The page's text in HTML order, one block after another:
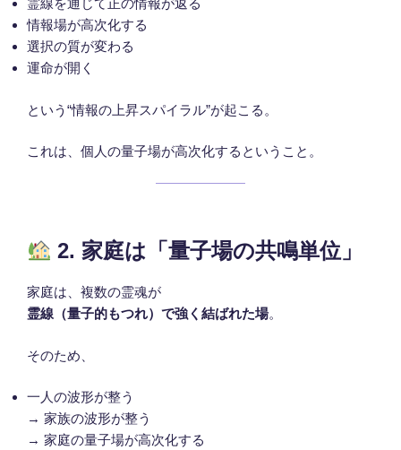
霊線を通じて正の情報が返る
情報場が高次化する
選択の質が変わる
運命が開く
という“情報の上昇スパイラル”が起こる。
これは、個人の量子場が高次化するということ。
2. 家庭は「量子場の共鳴単位」
家庭は、複数の霊魂が
霊線（量子的もつれ）で強く結ばれた場。
そのため、
一人の波形が整う
→ 家族の波形が整う
→ 家庭の量子場が高次化する